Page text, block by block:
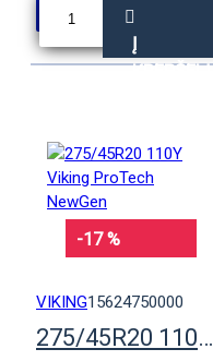
Į
KREPŠELĮ
-17 %
VIKING15624750000
275/45R20 110Y Viking ProTech NewGen